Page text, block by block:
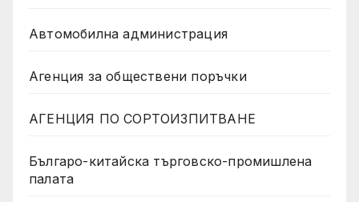
Автомобилна администрация
Агенция за обществени поръчки
АГЕНЦИЯ ПО СОРТОИЗПИТВАНЕ
Българо-китайска търговско-промишлена
палата